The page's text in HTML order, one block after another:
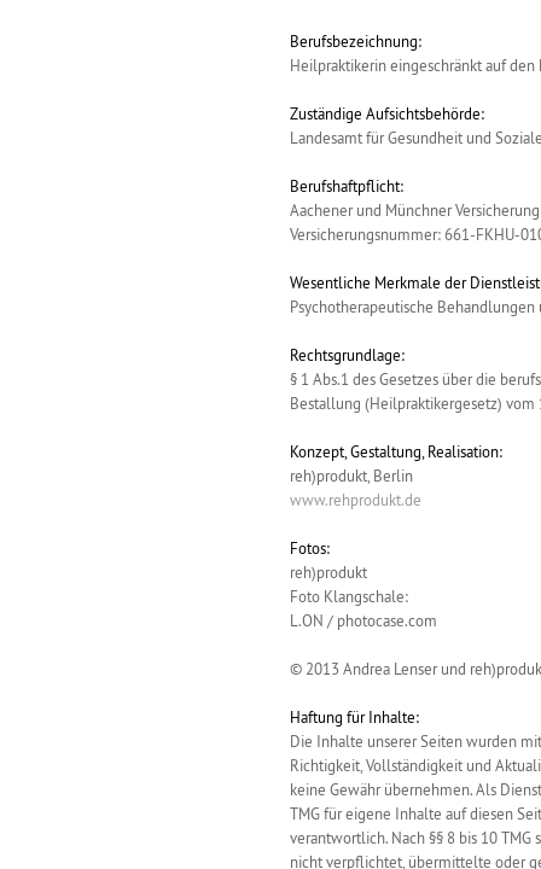
Berufsbezeichnung:
Heilpraktikerin eingeschränkt auf den
Zuständige Aufsichtsbehörde:
Landesamt für Gesundheit und
Berufshaftpflicht:
Aachener und Münchner Versicherung
Versicherungsnummer: 661-FKHU-
Wesentliche Merkmale der
Psychotherapeutische Behandlungen
Rechtsgrundlage:
§ 1 Abs.1 des Gesetzes über die
Bestallung (Heilpraktikergesetz) vom
Konzept, Gestaltung, Realisation:
reh)produkt, Berlin
www.rehprodukt.de
Fotos:
reh)produkt
Foto Klangschale:
L.ON / photocase.com
© 2013 Andrea Lenser und
Haftung für Inhalte:
Die Inhalte unserer Seiten wurden
Richtigkeit, Vollständigkeit und
keine Gewähr übernehmen. Als
TMG für eigene Inhalte auf diesen
verantwortlich. Nach §§ 8 bis 10
nicht verpflichtet, übermittelte oder